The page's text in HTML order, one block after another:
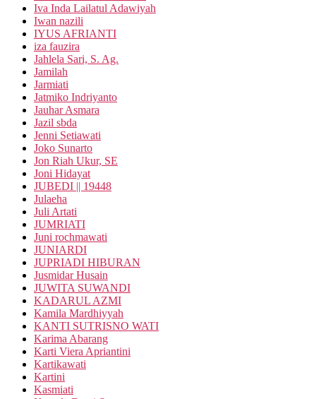
Iva Inda Lailatul Adawiyah
Iwan nazili
IYUS AFRIANTI
iza fauzira
Jahlela Sari, S. Ag.
Jamilah
Jarmiati
Jatmiko Indriyanto
Jauhar Asmara
Jazil sbda
Jenni Setiawati
Joko Sunarto
Jon Riah Ukur, SE
Joni Hidayat
JUBEDI || 19448
Julaeha
Juli Artati
JUMRIATI
Juni rochmawati
JUNIARDI
JUPRIADI HIBURAN
Jusmidar Husain
JUWITA SUWANDI
KADARUL AZMI
Kamila Mardhiyyah
KANTI SUTRISNO WATI
Karima Abarang
Karti Viera Apriantini
Kartikawati
Kartini
Kasmiati